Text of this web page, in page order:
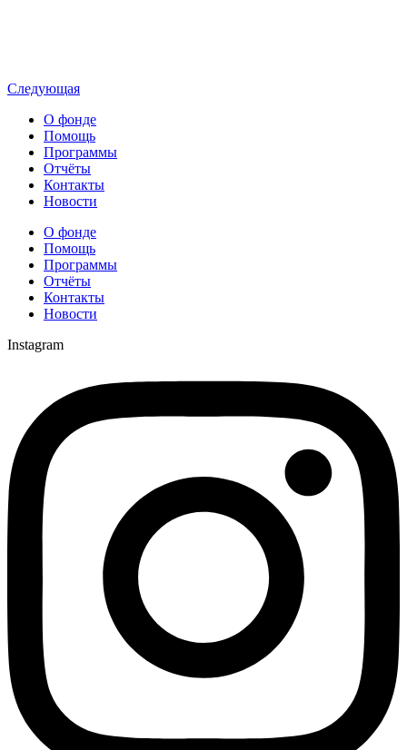
Следующая
О фонде
Помощь
Программы
Отчёты
Контакты
Новости
О фонде
Помощь
Программы
Отчёты
Контакты
Новости
Instagram